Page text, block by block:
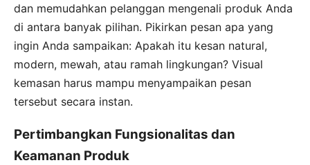
dan memudahkan pelanggan mengenali produk Anda
di antara banyak pilihan. Pikirkan pesan apa yang
ingin Anda sampaikan: Apakah itu kesan natural,
modern, mewah, atau ramah lingkungan? Visual
kemasan harus mampu menyampaikan pesan
tersebut secara instan.
Pertimbangkan Fungsionalitas dan
Keamanan Produk